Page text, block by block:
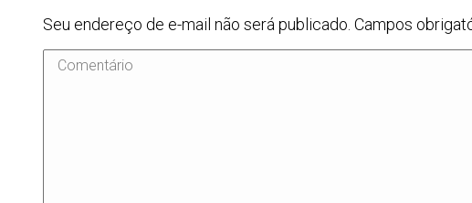
Seu endereço de e-mail não será publicado. Campos
Comentário